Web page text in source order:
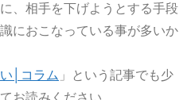
、相手を下げようとする手段
におこなっている事が多いか
│コラム 」という記事でも少
お読みください。